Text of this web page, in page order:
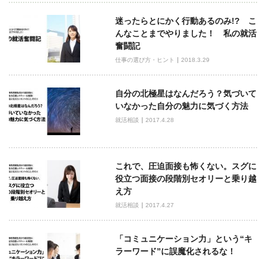
ゲ
ー
ョ
ン
迷ったらとにかく行動あるのみ!? こ
んなことまでやりました！ 私の就活
奮闘記
仕事の選び方・ヒント 2018.3.29
自分の北極星はなんだろう？気づいて
いなかった自分の魅力に気づく方法
就活相談 2017.4.28
これで、圧迫面接も怖くない。スグに
役立つ面接の段階別セオリーと乗り越
え方
就活相談 2017.4.27
「コミュニケーション力」という“キ
ラーワード”に誤魔化されるな！